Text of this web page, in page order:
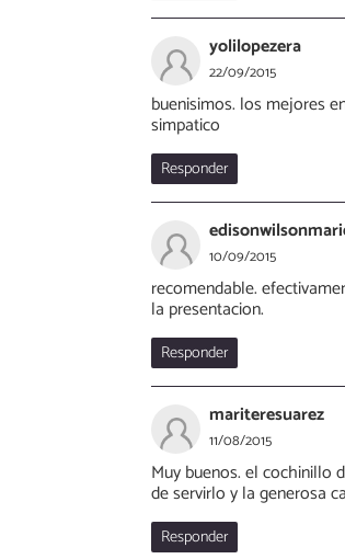
yolilopezera
22/09/2015
buenisimos. los mejores
simpatico
Responder
10/09/2015
recomendable.
la presentacion.
Responder
mariteresuarez
11/08/2015
Muy buenos. el cochinillo
de servirlo y la generosa
Responder